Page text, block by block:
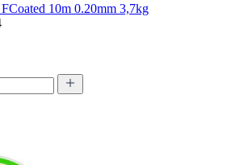
10m 0.20mm 3,7kg